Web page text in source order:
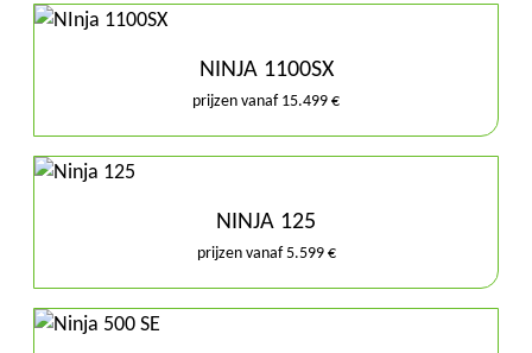
NINJA 1100SX
prijzen vanaf 15.499 €
NINJA 125
prijzen vanaf 5.599 €